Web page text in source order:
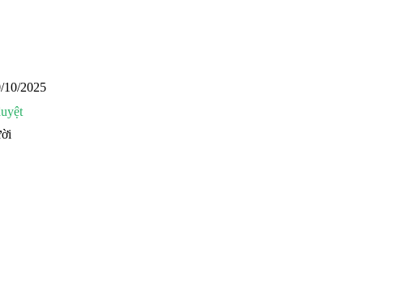
10/2025